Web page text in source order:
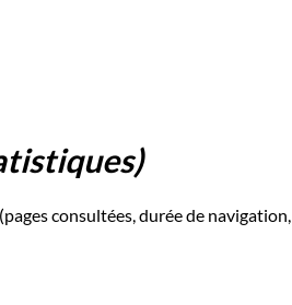
consultées, durée de navigation,